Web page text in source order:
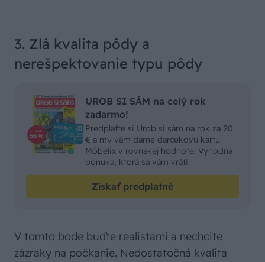
3. Zlá kvalita pôdy a
nerešpektovanie typu pôdy
UROB SI SÁM na celý rok
zadarmo!
Predplaťte si Urob si sám na rok za 20
€ a my vám dáme darčekovú kartu
Möbelix v rovnakej hodnote. Výhodná
ponuka, ktorá sa vám vráti.
Získať predplatné
V tomto bode buďte realistami a nechcite
zázraky na počkanie. Nedostatočná kvalita